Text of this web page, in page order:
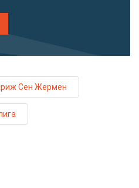
Сен Жермен